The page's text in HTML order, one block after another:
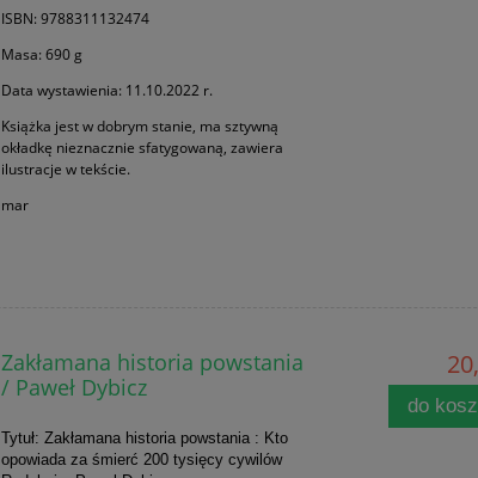
ISBN: 9788311132474
Masa: 690 g
Data wystawienia: 11.10.2022 r.
Książka jest w dobrym stanie, ma sztywną
okładkę nieznacznie sfatygowaną, zawiera
ilustracje w tekście.
mar
Zakłamana historia powstania
/ Paweł Dybicz
Tytuł: Zakłamana historia powstania : Kto
opowiada za śmierć 200 tysięcy cywilów
do